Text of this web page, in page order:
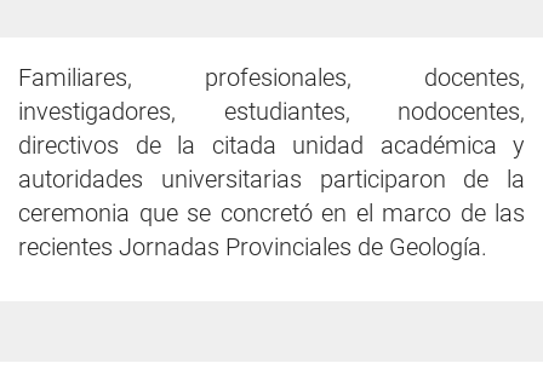
Familiares, profesionales, docentes,
investigadores, estudiantes, nodocentes,
directivos de la citada unidad académica y
autoridades universitarias participaron de la
ceremonia que se concretó en el marco de las
recientes Jornadas Provinciales de Geología.